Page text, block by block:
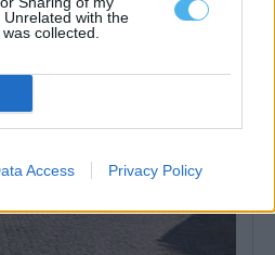
with the
collected.
Access Privacy Policy